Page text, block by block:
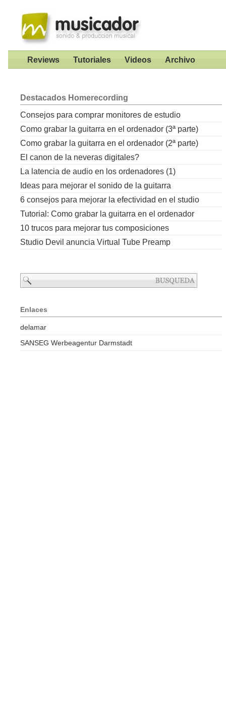
Reviews Tutoriales Videos Archivo
Destacados Homerecording
Consejos para comprar monitores de estudio
Como grabar la guitarra en el ordenador (3ª parte)
Como grabar la guitarra en el ordenador (2ª parte)
El canon de la neveras digitales?
La latencia de audio en los ordenadores (1)
Ideas para mejorar el sonido de la guitarra
6 consejos para mejorar la efectividad en el studio
Tutorial: Como grabar la guitarra en el ordenador
10 trucos para mejorar tus composiciones
Studio Devil anuncia Virtual Tube Preamp
Enlaces
delamar
SANSEG Werbeagentur Darmstadt